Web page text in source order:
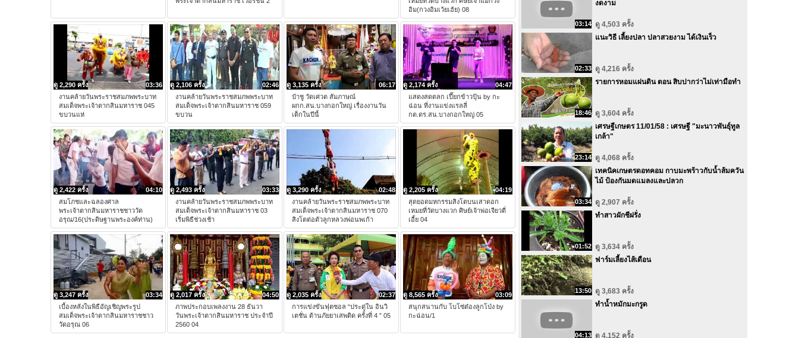
อิม(กวงอิมเว้ยเฮ้ย) 08
03:36
ดู 2,290 ครั้ง
งานคล้ายวันพระราชสมภพพระบาท
สมเด็จพระเจ้าตากสินมหาราช 045
ขบวนแห่
02:46
ดู 2,106 ครั้ง
งานคล้ายวันพระราชสมภพพระบาท
สมเด็จพระเจ้าตากสินมหาราช 059
ขบวน
06:17
ดู 3,135 ครั้ง
ป๋าชู วัดเศวต สัมภาษณ์
ผกก.สน.บางกอกใหญ่ เรื่องงานวัน
เด็กในปีนี้
04:47
ดู 2,174 ครั้ง
แสดงสดตลก เปี๊ยกข้าวปุ้น by กะ
ฉ่อน ที่งานแข่งแรลลี่
กต.ตร.สน.บางกอกใหญ่ 05
04:10
ดู 2,422 ครั้ง
สมโภชและฉลองศาล
พระเจ้าตากสินมหาราชชาววัด
อรุณ/16(ประดิษฐานพระองค์ท่าน)
03:33
ดู 2,493 ครั้ง
งานคล้ายวันพระราชสมภพพระบาท
สมเด็จพระเจ้าตากสินมหาราช 03
เริ่มพิธีช่วงเช้า
02:48
ดู 3,290 ครั้ง
งานคล้ายวันพระราชสมภพพระบาท
สมเด็จพระเจ้าตากสินมหาราช 070
สิงโตต่อตัวลูกหลวงพ่อนพเก้า
04:19
ดู 2,205 ครั้ง
สุดยอดมหกรรมสิงโตบนเสาดอก
เหมยที่วัดบางแวก ศิษย์เจ้าพ่อเจียวตี่
เอี้ย 04
03:34
ดู 3,247 ครั้ง
เบื้องหลังในพิธีอัญเชิญพระรูป
สมเด็จพระเจ้าตากสินมหาราชชาว
วัดอรุณ 06
04:50
ดู 2,017 ครั้ง
ภาพประกอบเพลงงาน 28 ธันวา
วันพระเจ้าตากสินมหาราช ประจำปี
2560 04
02:37
ดู 2,035 ครั้ง
การแข่งขันฟุตซอล “ประดู่ใน อินวิ
เตชั่น ต้านภัยยาเสพติด ครั้งที่ 4 ” 05
03:09
ดู 8,565 ครั้ง
สนุกสนานกับ โบโซ่ต๋องลูกโป่ง by
กะฉ่อน/1
03:14
งดงาม
ดู 4,503 ครั้ง
02:33
แนะวิธี เลี้ยงปลา ปลาสวยงาม ได้เงินเร็ว
ดู 4,216 ครั้ง
18:46
รายการหอมแผ่นดิน ตอน สิบปากว่าไม่เท่ามือทำ
ดู 3,604 ครั้ง
23:14
เศรษฐีเกษตร 11/01/58 : เศรษฐี "มะนาวพันธุ์ทูล
เกล้า"
ดู 4,068 ครั้ง
03:34
เทคนิคเกษตรดอทคอม กาบมะพร้าวกับน้ำส้มควัน
ไม้ ป้องกันมดแมลงและปลวก
ดู 2,907 ครั้ง
01:52
ทำสาวผักชีฝรั่ง
ดู 3,634 ครั้ง
13:50
ฟาร์มเลี้ยงไส้เดือน
ดู 3,683 ครั้ง
04:13
ทำน้ำหมักมะกรูด
ดู 4,152 ครั้ง